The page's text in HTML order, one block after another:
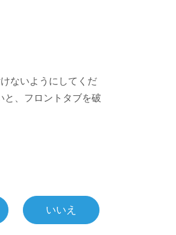
ないようにしてくだ
と、フロントタブを破
いいえ